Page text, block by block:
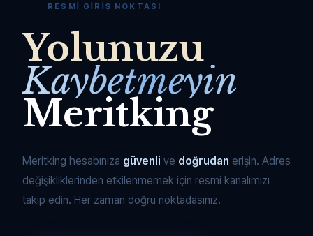
RESMI GIRIŞ NOKTASI
Yolunuzu
Kaybetmeyin
Meritking
Meritking hesabınıza güvenli ve doğrudan erişin. Adres
değişikliklerinden etkilenmemek için resmi kanalımızı
takip edin. Her zaman doğru noktadasınız.